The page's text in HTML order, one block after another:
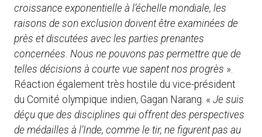
croissance exponentielle à l’échelle mondiale, les
raisons de son exclusion doivent être examinées de
près et discutées avec les parties prenantes
concernées. Nous ne pouvons pas permettre que de
telles décisions à courte vue sapent nos progrès ».
Réaction également très hostile du vice-président
du Comité olympique indien, Gagan Narang. « Je suis
déçu que des disciplines qui offrent des perspectives
de médailles à l’Inde, comme le tir, ne figurent pas au